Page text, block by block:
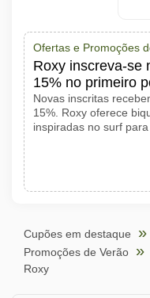
Ofertas e Promoções
Roxy inscreva-se
15% no primeiro
Novas inscritas
15%. Roxy oferece
inspiradas no surf
Cupões em destaque
Promoções de Verão
Roxy